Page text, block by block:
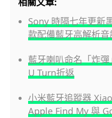
Sony 時隔七年更
款配備藍牙高解析音
藍牙喇叭命名「炸
U Turn折返
小米藍牙追蹤器
Apple Find My 與